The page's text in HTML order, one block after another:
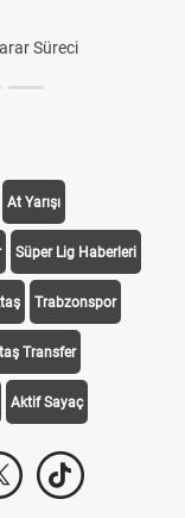
At Yarışı
Süper Lig Haberleri
Trabzonspor
Transfer
Aktif Sayaç